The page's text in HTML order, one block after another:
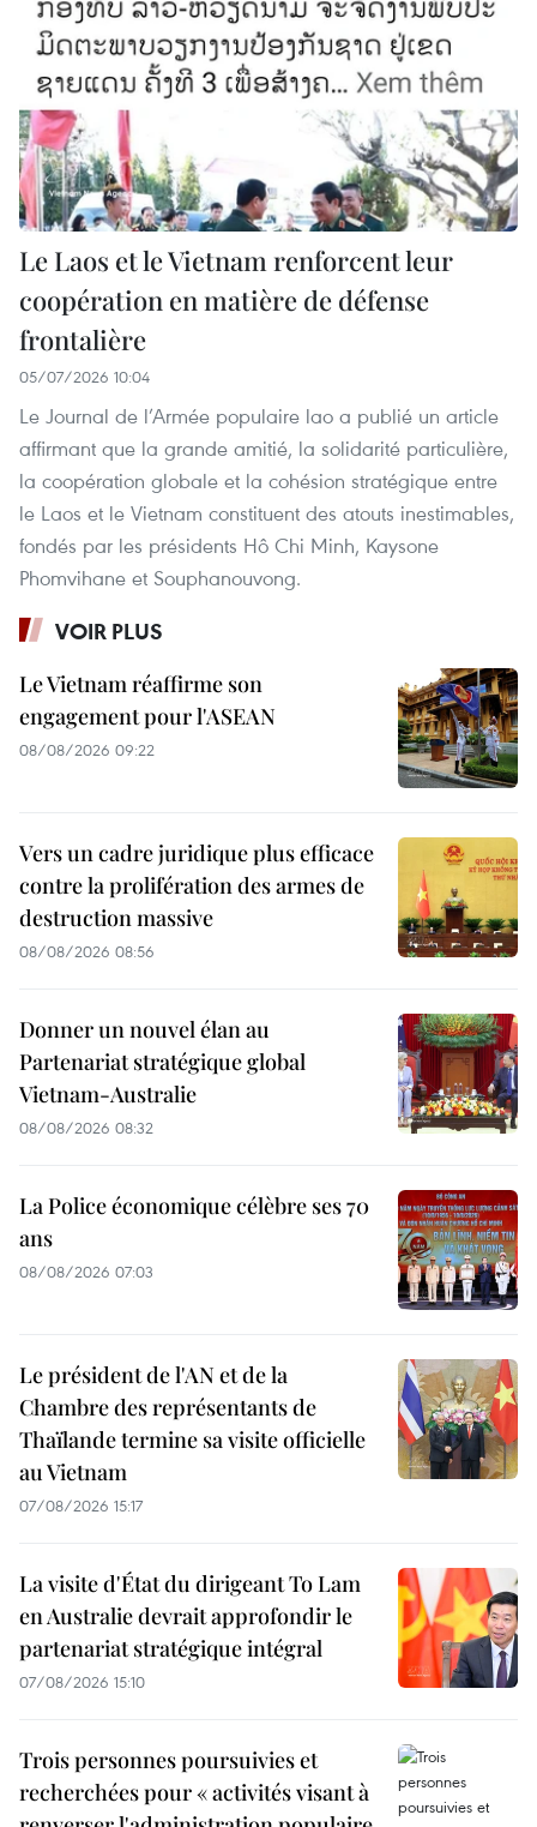
Le Laos et le Vietnam renforcent leur
coopération en matière de défense
frontalière
05/07/2026 10:04
Le Journal de l’Armée populaire lao a publié un article
affirmant que la grande amitié, la solidarité particulière,
la coopération globale et la cohésion stratégique entre
le Laos et le Vietnam constituent des atouts inestimables,
fondés par les présidents Hô Chi Minh, Kaysone
Phomvihane et Souphanouvong.
VOIR PLUS
Le Vietnam réaffirme son
engagement pour l'ASEAN
08/08/2026 09:22
Vers un cadre juridique plus efficace
contre la prolifération des armes de
destruction massive
08/08/2026 08:56
Donner un nouvel élan au
Partenariat stratégique global
Vietnam-Australie
08/08/2026 08:32
La Police économique célèbre ses 70
ans
08/08/2026 07:03
Le président de l'AN et de la
Chambre des représentants de
Thaïlande termine sa visite officielle
au Vietnam
07/08/2026 15:17
La visite d'État du dirigeant To Lam
en Australie devrait approfondir le
partenariat stratégique intégral
07/08/2026 15:10
Trois personnes poursuivies et
recherchées pour « activités visant à